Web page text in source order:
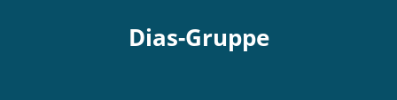
Dias-Gruppe